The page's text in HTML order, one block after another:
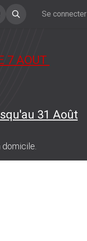
Se connecter
7 AOUT
31 Août